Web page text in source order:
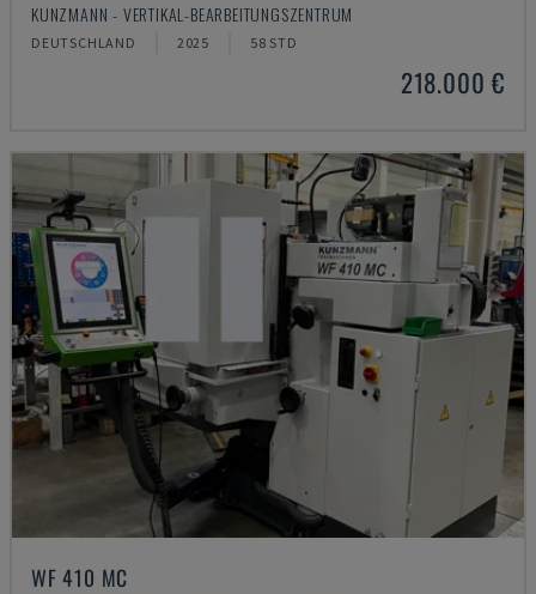
KUNZMANN - VERTIKAL-BEARBEITUNGSZENTRUM
DEUTSCHLAND 2025 58 STD
218.000 €
WF 410 MC